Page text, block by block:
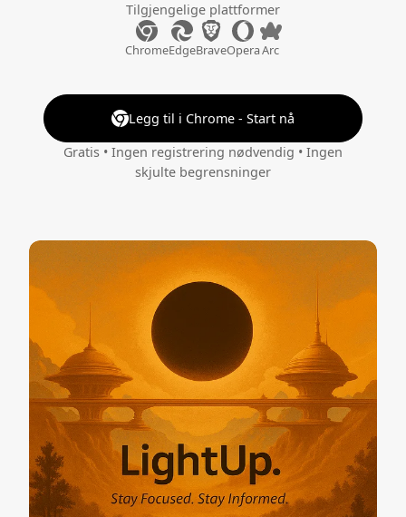
Tilgjengelige plattformer
ChromeEdgeBraveOperaArc
Legg til i Chrome - Start nå
Gratis • Ingen registrering nødvendig • Ingen
skjulte begrensninger